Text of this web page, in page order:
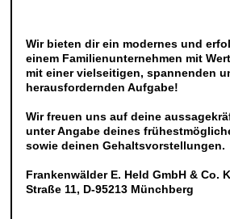
Wir bieten dir ein modernes und
einem Familienunternehmen mit
mit einer vielseitigen, spannenden
herausfordernden Aufgabe!
Wir freuen uns auf deine
unter Angabe deines
sowie deinen Gehaltsvorstellungen.
Frankenwälder E. Held GmbH & Co.
Straße 11, D-95213 Münchberg